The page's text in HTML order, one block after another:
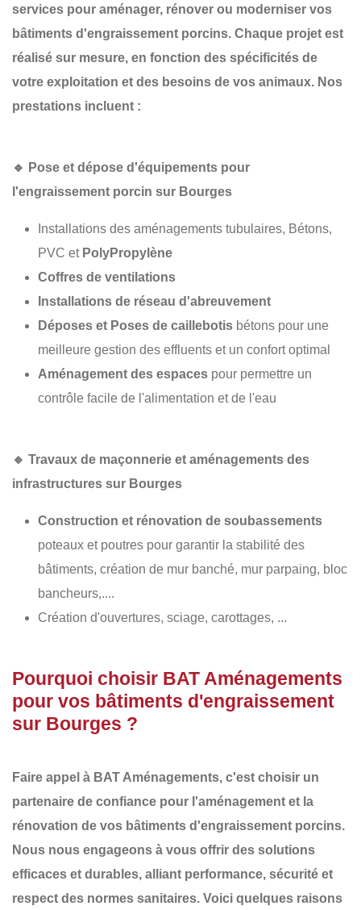
services pour aménager, rénover ou moderniser vos
bâtiments d'engraissement porcins. Chaque projet est
réalisé sur mesure, en fonction des spécificités de
votre exploitation et des besoins de vos animaux. Nos
prestations incluent :
🔹 Pose et dépose d'équipements pour
l'engraissement porcin sur Bourges
Installations des aménagements tubulaires, Bétons,
PVC et PolyPropylène
Coffres de ventilations
Installations de réseau d'abreuvement
Déposes et Poses de caillebotis bétons pour une
meilleure gestion des effluents et un confort optimal
Aménagement des espaces pour permettre un
contrôle facile de l'alimentation et de l'eau
🔹 Travaux de maçonnerie et aménagements des
infrastructures sur Bourges
Construction et rénovation de soubassements
poteaux et poutres pour garantir la stabilité des
bâtiments, création de mur banché, mur parpaing, bloc
bancheurs,....
Création d'ouvertures, sciage, carottages, ...
Pourquoi choisir BAT Aménagements
pour vos bâtiments d'engraissement
sur Bourges ?
Faire appel à BAT Aménagements, c'est choisir un
partenaire de confiance pour l'aménagement et la
rénovation de vos bâtiments d'engraissement porcins.
Nous nous engageons à vous offrir des solutions
efficaces et durables, alliant performance, sécurité et
respect des normes sanitaires. Voici quelques raisons